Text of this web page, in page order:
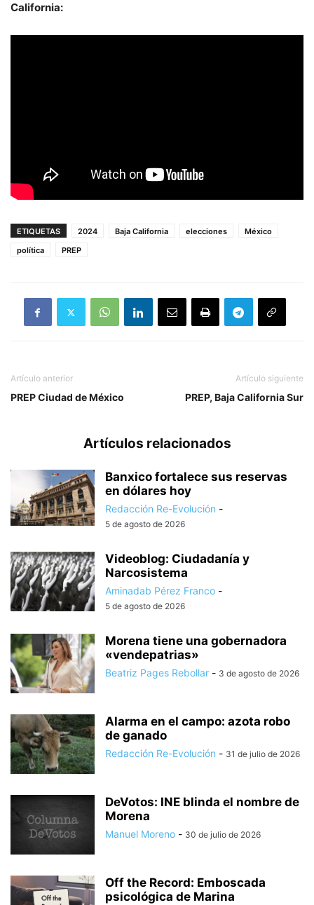
California:
ETIQUETAS 2024 Baja California elecciones
México
política
PREP
Artículo anterior
PREP Ciudad de México
Artículo siguiente
PREP, Baja California Sur
Artículos relacionados
Banxico fortalece sus reservas
en dólares hoy
Redacción Re-Evolución -
5 de agosto de 2026
Videoblog: Ciudadanía y
Narcosistema
Aminadab Pérez Franco -
5 de agosto de 2026
Morena tiene una gobernadora
«vendepatrias»
Beatriz Pages Rebollar - 3 de agosto de 2026
Alarma en el campo: azota robo
de ganado
Redacción Re-Evolución - 31 de julio de 2026
DeVotos: INE blinda el nombre de
Morena
Manuel Moreno - 30 de julio de 2026
Off the Record: Emboscada
psicológica de Marina